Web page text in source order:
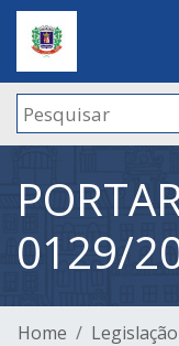
0129/
Home Legislação